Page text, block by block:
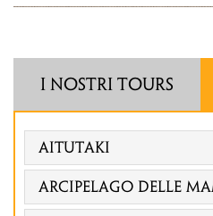
I NOSTRI TOURS
Aitutaki
Arcipelago delle